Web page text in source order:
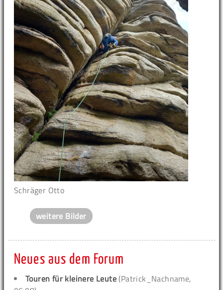
Schräger Otto
weitere Bilder
Neues aus dem Forum
Touren für kleinere Leute (Patrick_Nachname,